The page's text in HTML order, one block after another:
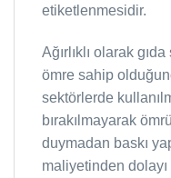
etiketlenmesidir.
Ağırlıklı olarak
ömre sahip
sektörlerde
bırakılmayarak
duymadan baskı
maliyetinden dolayı